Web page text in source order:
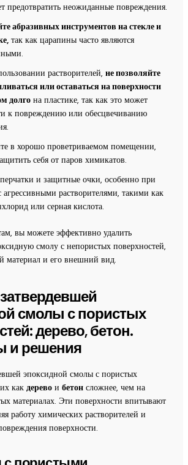
предотвратить неожиданные повреждения.
абразивных инструментов на стекле и
так как царапины часто являются
растворителей, не позволяйте
или оставаться на поверхности
долгона пластике, так как это может
к повреждению или обесцвечиванию
в хорошо проветриваемом помещении,
себя от паров химикатов.
и защитные очки, особенно при
агрессивными растворителями, такими как
или серная кислота.
вы можете эффективно удалить
смолу с непористых поверхностей,
материал и его внешний вид.
смолы с пористых
дерево, бетон.
и решения
эпоксидной смолы с пористых
как деревои бетонсложнее, чем на
материалах. Эти поверхности впитывают
работу химических растворителей и
поверхности.